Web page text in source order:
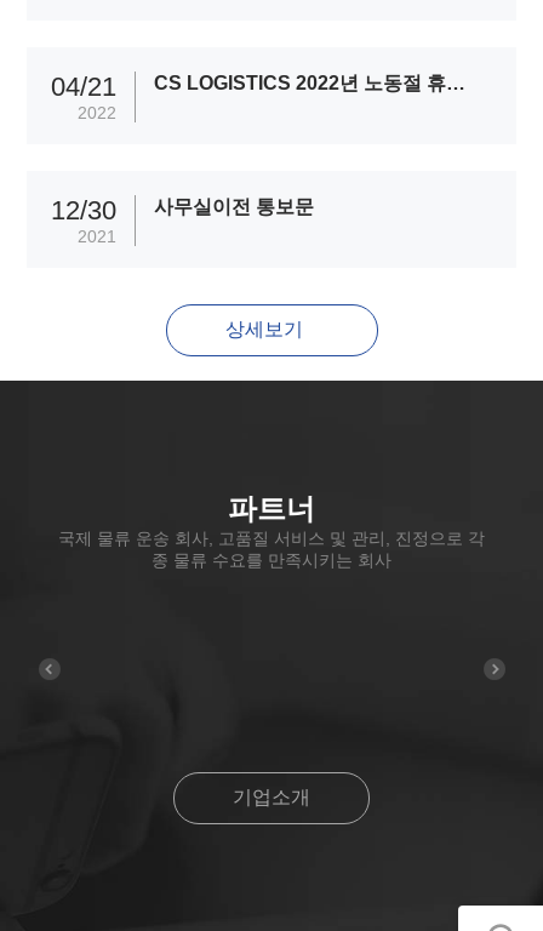
04/21
2022
CS LOGISTICS 2022년 노동절 휴무일정
12/30
2021
사무실이전 통보문
상세보기
파트너
국제 물류 운송 회사, 고품질 서비스 및 관리, 진정으로 각
종 물류 수요를 만족시키는 회사
기업소개